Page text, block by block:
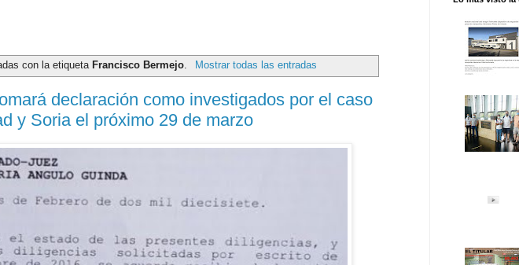
con la etiquetaFrancisco Bermejo Mostrar todas las entradas
declaración como investigados por el caso
y Soria el próximo 29 de marzo